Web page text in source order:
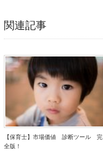
関連記事
【保育士】市場価値 診断ツール 完
全版！